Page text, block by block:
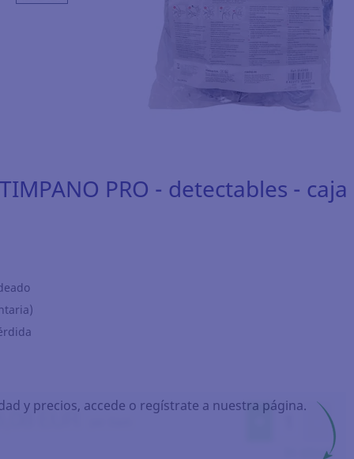
PRO - detectables - caja
y precios, accede o regístrate a nuestra página.